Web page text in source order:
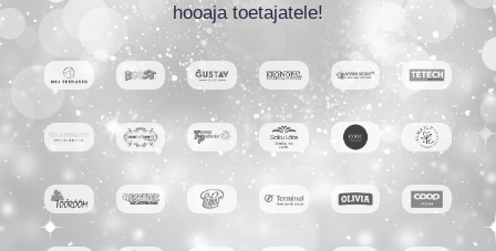
hooaja toetajatele!